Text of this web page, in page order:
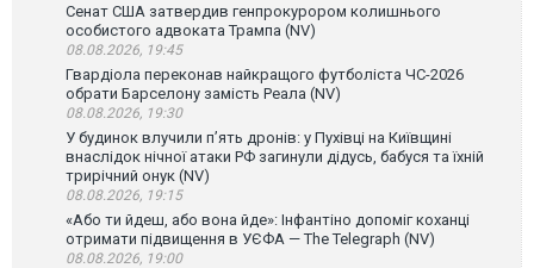
Сенат США затвердив генпрокурором колишнього
особистого адвоката Трампа (NV)
08.08.2026, 19:45
Гвардіола переконав найкращого футболіста ЧС-2026
обрати Барселону замість Реала (NV)
08.08.2026, 19:30
У будинок влучили п’ять дронів: у Пухівці на Київщині
внаслідок нічної атаки РФ загинули дідусь, бабуся та їхній
трирічний онук (NV)
08.08.2026, 19:15
«Або ти йдеш, або вона йде»: Інфантіно допоміг коханці
отримати підвищення в УЄФА — The Telegraph (NV)
08.08.2026, 19:00